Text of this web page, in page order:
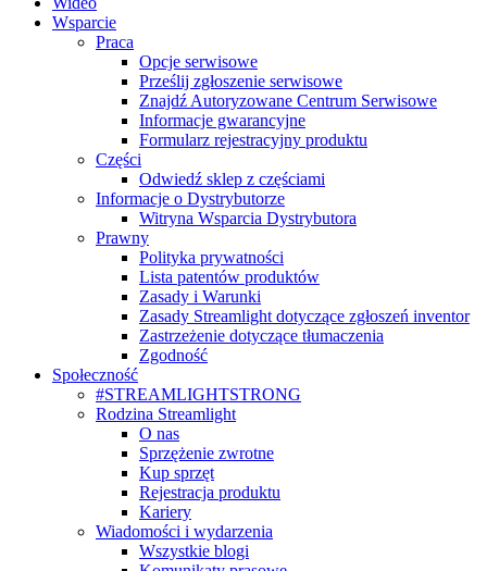
Wsparcie
Praca
Opcje serwisowe
Prześlij zgłoszenie serwisowe
Znajdź Autoryzowane Centrum Serwisowe
Informacje gwarancyjne
Formularz rejestracyjny produktu
Części
Odwiedź sklep z częściami
Informacje o Dystrybutorze
Witryna Wsparcia Dystrybutora
Prawny
Polityka prywatności
Lista patentów produktów
Zasady i Warunki
Zasady Streamlight dotyczące zgłoszeń inventor
Zastrzeżenie dotyczące tłumaczenia
Zgodność
Społeczność
#STREAMLIGHTSTRONG
Rodzina Streamlight
O nas
Sprzężenie zwrotne
Kup sprzęt
Rejestracja produktu
Kariery
Wiadomości i wydarzenia
Wszystkie blogi